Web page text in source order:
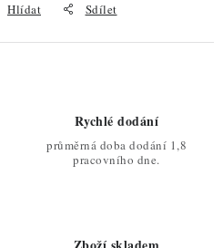
Hlídat Sdílet
Rychlé dodání
průměrná doba dodání 1,8
pracovního dne.